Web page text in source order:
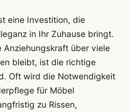
eine Investition, die
in Ihr Zuhause bringt.
Anziehungskraft über viele
bleibt, ist die richtige
Oft wird die Notwendigkeit
für Möbel
zu Rissen,